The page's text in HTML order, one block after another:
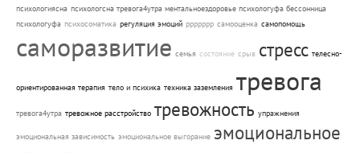
психологиясна психологсна тревога4утра ментальноездоровье психологуфа бессонница
психологуфа психосоматика регуляция эмоций ррррррр самооценка самопомощь
саморазвитие семья состояние срыв стресс телесно-
ориентированная терапия тело и психика техника заземления тревога
тревога4утра тревожное расстройство тревожность упражнения
эмоциональная зависимость эмоциональное выгорание эмоциональное